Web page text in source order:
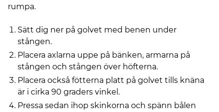
rumpa.
Sätt dig ner på golvet med benen under
stången.
Placera axlarna uppe på bänken, armarna på
stången och stången över höfterna.
Placera också fötterna platt på golvet tills knäna
är i cirka 90 graders vinkel.
Pressa sedan ihop skinkorna och spänn bålen